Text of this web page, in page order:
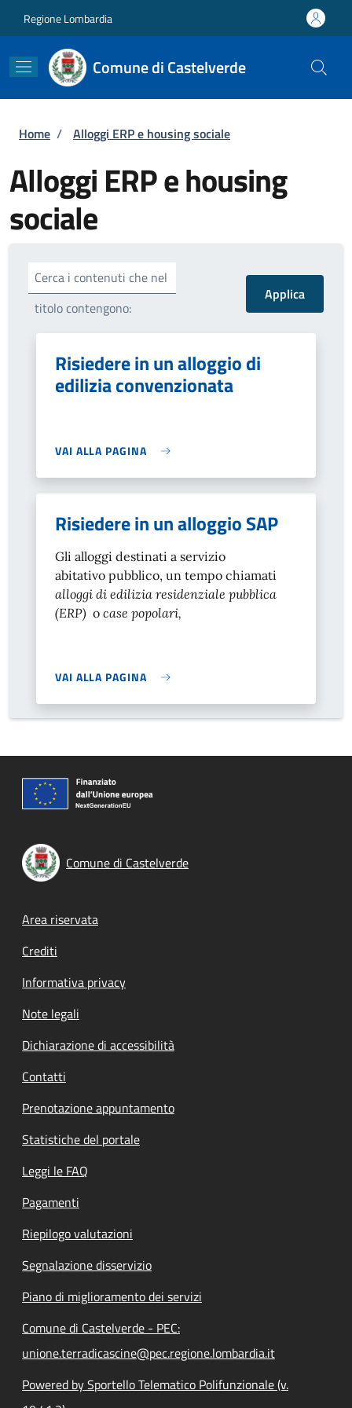
Regione Lombardia
Comune di Castelverde
Briciole di pane
Home / Alloggi ERP e housing sociale
Alloggi ERP e housing
sociale
Cerca i contenuti che nel
titolo contengono:
Risiedere in un alloggio di
edilizia convenzionata
VAI ALLA PAGINA
Risiedere in un alloggio SAP
Gli alloggi destinati a servizio
abitativo pubblico, un tempo chiamati
alloggi di edilizia residenziale pubblica
(ERP) o case popolari,
VAI ALLA PAGINA
Comune di Castelverde
Footer menu
Area riservata
Crediti
Informativa privacy
Note legali
Dichiarazione di accessibilità
Contatti
Prenotazione appuntamento
Statistiche del portale
Leggi le FAQ
Pagamenti
Riepilogo valutazioni
Segnalazione disservizio
Piano di miglioramento dei servizi
Comune di Castelverde - PEC:
unione.terradicascine@pec.regione.lombardia.it
Powered by Sportello Telematico Polifunzionale (v.